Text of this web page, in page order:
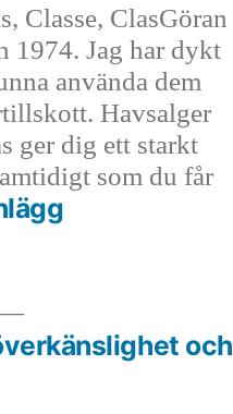
Classe, ClasGöran
1974. Jag har dykt
använda dem
Havsalger
ger dig ett starkt
som du får
Nästa
inlägg:
och